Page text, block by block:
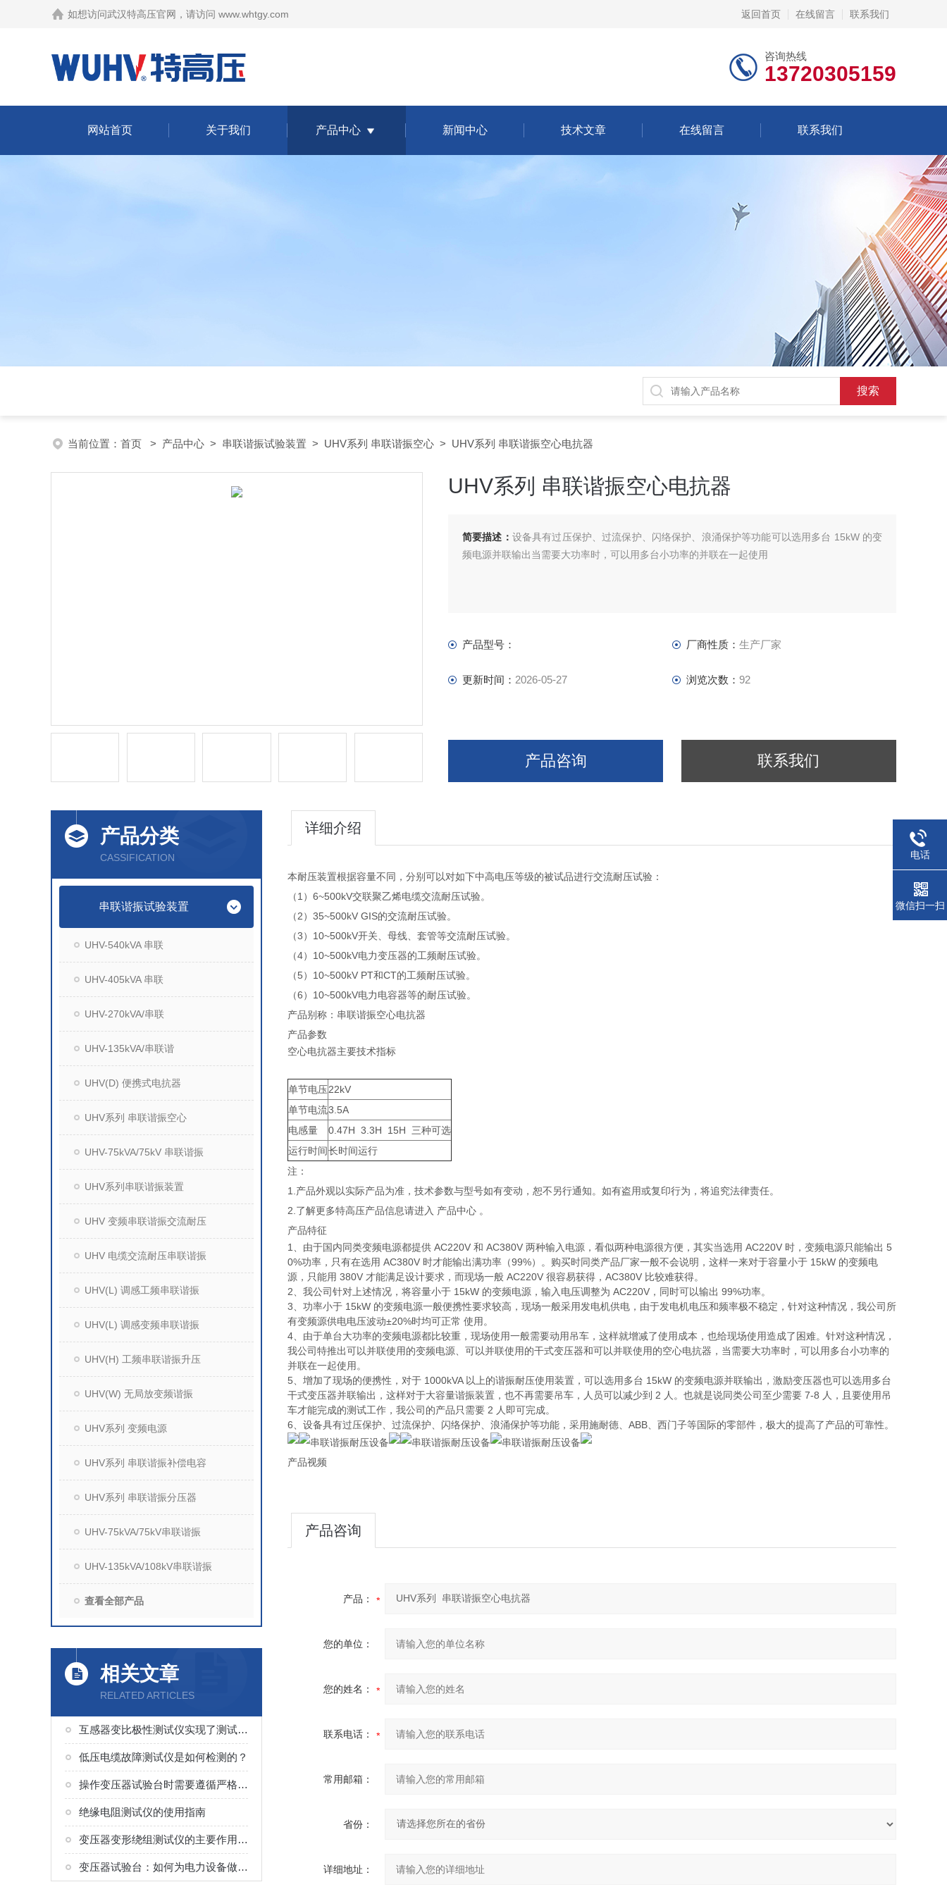
如想访问武汉特高压官网，请访问 www.whtgy.com 返回首页 在线留言 联系我们
咨询热线
13720305159
网站首页 关于我们 产品中心 新闻中心 技术文章 在线留言 联系我们
当前位置： 首页 > 产品中心 > 串联谐振试验装置 > UHV系列 串联谐振空心 > UHV系列 串联谐振空心电抗器
UHV系列 串联谐振空心电抗器
简要描述： 设备具有过压保护、过流保护、闪络保护、浪涌保护等功能可以选用多台 15kW 的变
频电源并联输出当需要大功率时，可以用多台小功率的并联在一起使用
产品型号： 厂商性质： 生产厂家
更新时间： 2026-05-27 浏览次数： 92
产品咨询 联系我们
产品分类
CASSIFICATION
串联谐振试验装置
UHV-540kVA 串联
UHV-405kVA 串联
UHV-270kVA/串联
UHV-135kVA/串联谐
UHV(D) 便携式电抗器
UHV系列 串联谐振空心
UHV-75kVA/75kV 串联谐振
UHV系列串联谐振装置
UHV 变频串联谐振交流耐压
UHV 电缆交流耐压串联谐振
UHV(L) 调感工频串联谐振
UHV(L) 调感变频串联谐振
UHV(H) 工频串联谐振升压
UHV(W) 无局放变频谐振
UHV系列 变频电源
UHV系列 串联谐振补偿电容
UHV系列 串联谐振分压器
UHV-75kVA/75kV串联谐振
UHV-135kVA/108kV串联谐振
查看全部产品
相关文章
RELATED ARTICLES
互感器变比极性测试仪实现了测试的集成化与简便性
低压电缆故障测试仪是如何检测的？
操作变压器试验台时需要遵循严格的安全规程
绝缘电阻测试仪的使用指南
变压器变形绕组测试仪的主要作用与价值
变压器试验台：如何为电力设备做“体检”？
详细介绍
本耐压装置根据容量不同，分别可以对如下中高电压等级的被试品进行交流耐压试验：
（1）6~500kV交联聚乙烯电缆交流耐压试验。
（2）35~500kV GIS的交流耐压试验。
（3）10~500kV开关、母线、套管等交流耐压试验。
（4）10~500kV电力变压器的工频耐压试验。
（5）10~500kV PT和CT的工频耐压试验。
（6）10~500kV电力电容器等的耐压试验。
产品别称：串联谐振空心电抗器
产品参数
空心电抗器主要技术指标
单节电压22kV
单节电流3.5A
电感量
0.47H 3.3H 15H 三种可选
运行时间长时间运行
注：
1.产品外观以实际产品为准，技术参数与型号如有变动，恕不另行通知。如有盗用或复印行为，将追究法律责任。
2.了解更多特高压产品信息请进入 产品中心 。
产品特征
1、由于国内同类变频电源都提供 AC220V 和 AC380V 两种输入电源，看似两种电源很方便，其实当选用 AC220V 时，变频电源只能输出 5
0%功率，只有在选用 AC380V 时才能输出满功率（99%）。购买时同类产品厂家一般不会说明，这样一来对于容量小于 15kW 的变频电
源，只能用 380V 才能满足设计要求，而现场一般 AC220V 很容易获得，AC380V 比较难获得。
2、我公司针对上述情况，将容量小于 15kW 的变频电源，输入电压调整为 AC220V，同时可以输出 99%功率。
3、功率小于 15kW 的变频电源一般便携性要求较高，现场一般采用发电机供电，由于发电机电压和频率极不稳定，针对这种情况，我公司所
有变频源供电电压波动±20%时均可正常 使用。
4、由于单台大功率的变频电源都比较重，现场使用一般需要动用吊车，这样就增减了使用成本，也给现场使用造成了困难。针对这种情况，
我公司特推出可以并联使用的变频电源、可以并联使用的干式变压器和可以并联使用的空心电抗器，当需要大功率时，可以用多台小功率的
并联在一起使用。
5、增加了现场的便携性，对于 1000kVA 以上的谐振耐压使用装置，可以选用多台 15kW 的变频电源并联输出，激励变压器也可以选用多台
干式变压器并联输出，这样对于大容量谐振装置，也不再需要吊车，人员可以减少到 2 人。也就是说同类公司至少需要 7-8 人，且要使用吊
车才能完成的测试工作，我公司的产品只需要 2 人即可完成。
6、设备具有过压保护、过流保护、闪络保护、浪涌保护等功能，采用施耐德、ABB、西门子等国际的零部件，极大的提高了产品的可靠性。
产品视频
产品咨询
产品：
您的单位：
您的姓名：
联系电话：
常用邮箱：
省份：
详细地址：
电话
微信扫一扫